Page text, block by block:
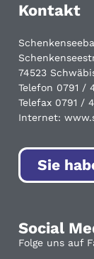
Kontakt
74523
Telefon 0791 /
Telefax 0791 /
Internet:
Sie
Social
Folge uns auf